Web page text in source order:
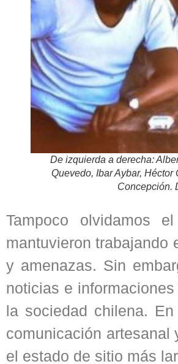
De izquierda a derecha:
Quevedo, Ibar Aybar,
Concepción.
Tampoco olvidamos
mantuvieron trabajando
y amenazas. Sin
noticias e
la sociedad chilena.
comunicación artesanal
el estado de sitio más